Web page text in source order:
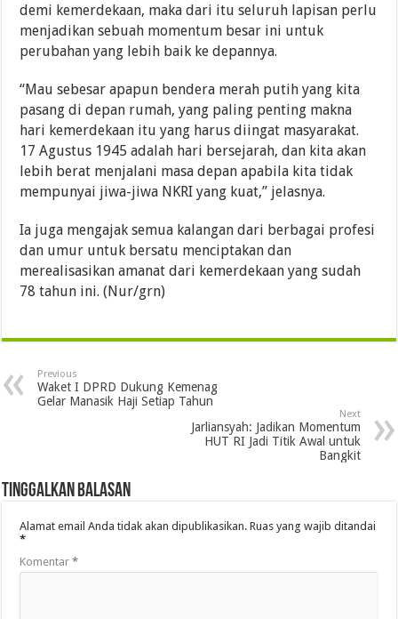
demi kemerdekaan, maka dari itu seluruh lapisan perlu
menjadikan sebuah momentum besar ini untuk
perubahan yang lebih baik ke depannya.
“Mau sebesar apapun bendera merah putih yang kita
pasang di depan rumah, yang paling penting makna
hari kemerdekaan itu yang harus diingat masyarakat.
17 Agustus 1945 adalah hari bersejarah, dan kita akan
lebih berat menjalani masa depan apabila kita tidak
mempunyai jiwa-jiwa NKRI yang kuat,” jelasnya.
Ia juga mengajak semua kalangan dari berbagai profesi
dan umur untuk bersatu menciptakan dan
merealisasikan amanat dari kemerdekaan yang sudah
78 tahun ini. (Nur/grn)
Previous
Waket I DPRD Dukung Kemenag
Gelar Manasik Haji Setiap Tahun
Next
Jarliansyah: Jadikan Momentum
HUT RI Jadi Titik Awal untuk
Bangkit
Tinggalkan Balasan
Alamat email Anda tidak akan dipublikasikan. Ruas yang wajib ditandai
*
Komentar*